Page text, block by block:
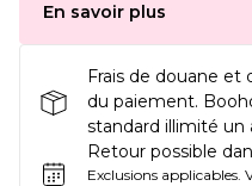
En savoir plus
Frais de douane et
du paiement.
standard illimité un
Retour possible
Exclusions applicables.